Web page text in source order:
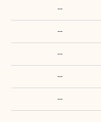
--
--
--
--
--